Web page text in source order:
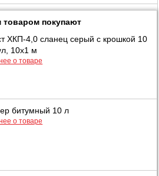
товаром покупают
ХКП-4,0 сланец серый с крошкой 10
10x1 м
о товаре
битумный 10 л
о товаре